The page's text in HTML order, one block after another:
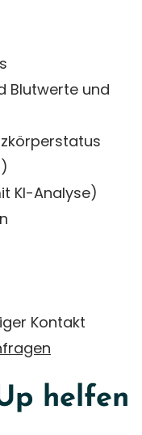
Blutwerte und
KI-Analyse)
Kontakt
helfen